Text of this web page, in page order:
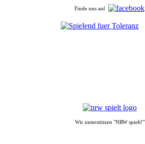
Finde uns auf
Wir unterstützen "NRW spielt!"